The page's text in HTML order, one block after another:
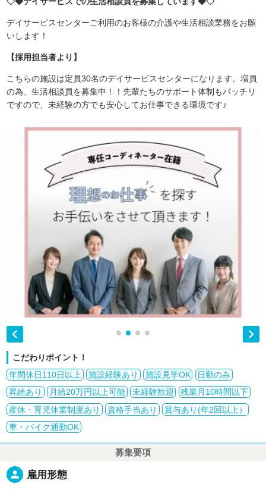
デイサービスセンターご利用のお客様の介護や生活相談業務をお願
いします！
【採用担当者より】
こちらの施設は定員30名のデイサービスセンターになります。増員
の為、生活相談員を募集中！！先輩たちのサポート体制もバッチリ
ですので、未経験の方でも安心してお仕事できる環境です♪
 
こだわりポイント！
年間休日110日以上
施設経験あり 施設見学OK
日勤のみ
昇給あり
月給20万円以上可能 未経験歓迎
残業月10時間以下
産休・育児休業制度あり
資格手当あり
賞与あり(年2回以上）
車・バイク通勤OK
募集要項
person 雇用形態